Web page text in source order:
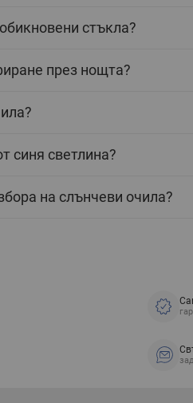
стъкла?
през нощта?
синя светлина?
на слънчеви очила?